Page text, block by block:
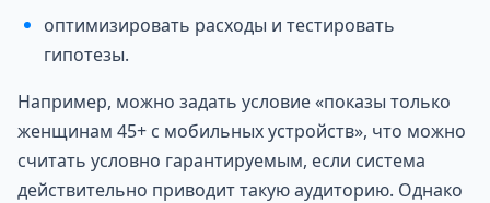
оптимизировать расходы и тестировать
гипотезы.
Например, можно задать условие «показы только
женщинам 45+ с мобильных устройств», что можно
считать условно гарантируемым, если система
действительно приводит такую аудиторию. Однако